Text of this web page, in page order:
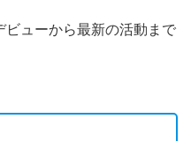
ューから最新の活動まで